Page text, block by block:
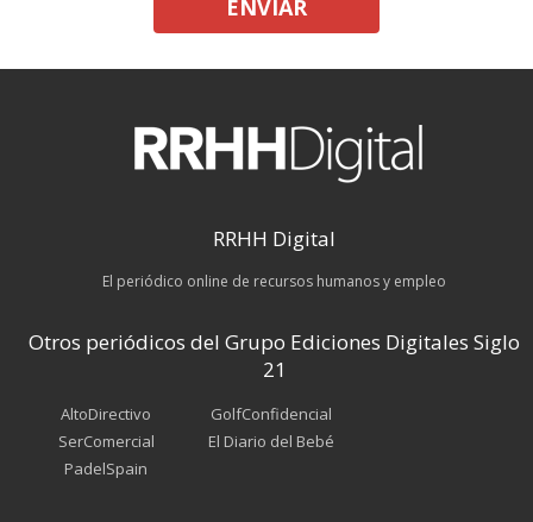
ENVIAR
RRHH Digital
El periódico online de recursos humanos y empleo
Otros periódicos del Grupo Ediciones Digitales Siglo
21
AltoDirectivo
SerComercial
PadelSpain
GolfConfidencial
El Diario del Bebé